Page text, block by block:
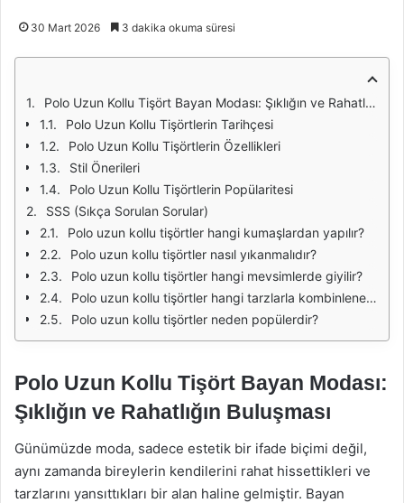
30 Mart 2026 3 dakika okuma süresi
Polo Uzun Kollu Tişört Bayan Modası: Şıklığın ve Rahatlığın Buluşması
Polo Uzun Kollu Tişörtlerin Tarihçesi
Polo Uzun Kollu Tişörtlerin Özellikleri
Stil Önerileri
Polo Uzun Kollu Tişörtlerin Popülaritesi
SSS (Sıkça Sorulan Sorular)
Polo uzun kollu tişörtler hangi kumaşlardan yapılır?
Polo uzun kollu tişörtler nasıl yıkanmalıdır?
Polo uzun kollu tişörtler hangi mevsimlerde giyilir?
Polo uzun kollu tişörtler hangi tarzlarla kombinlenebilir?
Polo uzun kollu tişörtler neden popülerdir?
Polo Uzun Kollu Tişört Bayan Modası:
Şıklığın ve Rahatlığın Buluşması
Günümüzde moda, sadece estetik bir ifade biçimi değil,
aynı zamanda bireylerin kendilerini rahat hissettikleri ve
tarzlarını yansıttıkları bir alan haline gelmiştir. Bayan